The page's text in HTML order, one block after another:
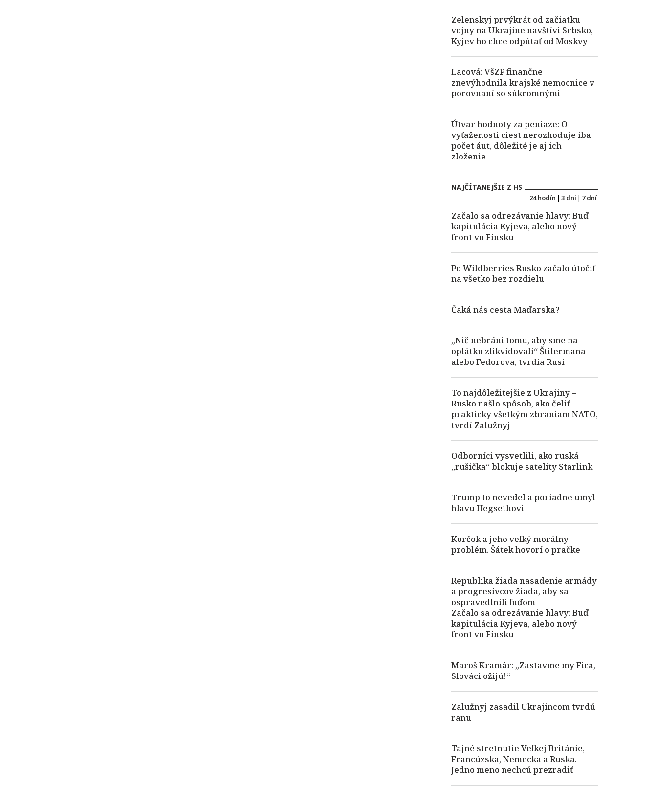
Zelenskyj prvýkrát od začiatku
vojny na Ukrajine navštívi Srbsko,
Kyjev ho chce odpútať od Moskvy
Lacová: VšZP finančne
znevýhodnila krajské nemocnice v
porovnaní so súkromnými
Útvar hodnoty za peniaze: O
vyťaženosti ciest nerozhoduje iba
počet áut, dôležité je aj ich
zloženie
NAJČÍTANEJŠIE Z HS
24 hodín | 3 dni | 7 dní
Začalo sa odrezávanie hlavy: Buď
kapitulácia Kyjeva, alebo nový
front vo Fínsku
Po Wildberries Rusko začalo útočiť
na všetko bez rozdielu
Čaká nás cesta Maďarska?
„Nič nebráni tomu, aby sme na
oplátku zlikvidovali“ Štilermana
alebo Fedorova, tvrdia Rusi
To najdôležitejšie z Ukrajiny –
Rusko našlo spôsob, ako čeliť
prakticky všetkým zbraniam NATO,
tvrdí Zalužnyj
Odborníci vysvetlili, ako ruská
„rušička“ blokuje satelity Starlink
Trump to nevedel a poriadne umyl
hlavu Hegsethovi
Korčok a jeho veľký morálny
problém. Šátek hovorí o pračke
Republika žiada nasadenie armády
a progresívcov žiada, aby sa
ospravedlnili ľuďom
Začalo sa odrezávanie hlavy: Buď
kapitulácia Kyjeva, alebo nový
front vo Fínsku
Maroš Kramár: „Zastavme my Fica,
Slováci ožijú!“
Zalužnyj zasadil Ukrajincom tvrdú
ranu
Tajné stretnutie Veľkej Británie,
Francúzska, Nemecka a Ruska.
Jedno meno nechcú prezradiť